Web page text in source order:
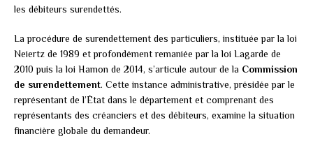
les débiteurs surendettés.
La procédure de surendettement des particuliers, instituée par la loi
Neiertz de 1989 et profondément remaniée par la loi Lagarde de
2010 puis la loi Hamon de 2014, s’articule autour de la Commission
de surendettement. Cette instance administrative, présidée par le
représentant de l’État dans le département et comprenant des
représentants des créanciers et des débiteurs, examine la situation
financière globale du demandeur.